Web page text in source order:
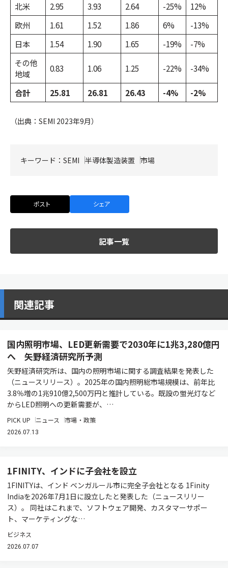
北米
2.95 3.93 2.64 -25%
12%
欧州
1.61 1.52 1.86 6%
-13%
日本
1.54 1.90 1.65 -19%
-7%
その他
地域
0.83 1.06 1.25 -22% -34%
合計 25.81 26.81 26.43 -4% -2%
（出典：SEMI 2023年9月）
キーワード： SEMI 半導体製造装置 市場
ポスト シェア
記事一覧
関連記事
国内照明市場、LED更新需要で2030年に1兆3,280億円
へ 矢野経済研究所予測
矢野経済研究所は、国内の照明市場に関する調査結果を発表した
（ニュースリリース）。2025年の国内照明総市場規模は、前年比
3.8％増の1兆910億2,500万円と推計している。既設の蛍光灯など
からLED照明への更新需要が、…
PICK UP ニュース 市場・政策
2026.07.13
1FINITY、インドに子会社を設立
1FINITYは、インド ベンガルール市に完全子会社となる 1Finity
Indiaを2026年7月1日に設立したと発表した（ニュースリリー
ス）。 同社はこれまで、ソフトウェア開発、カスタマーサポー
ト、マーケティングな…
ビジネス
2026.07.07